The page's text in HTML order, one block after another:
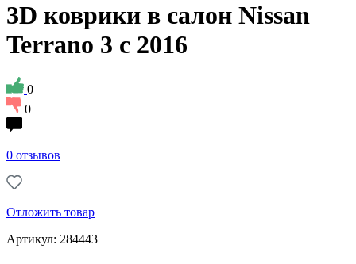
3D коврики в салон Nissan
Terrano 3 с 2016
0
0
0 отзывов
Отложить товар
Артикул: 284443